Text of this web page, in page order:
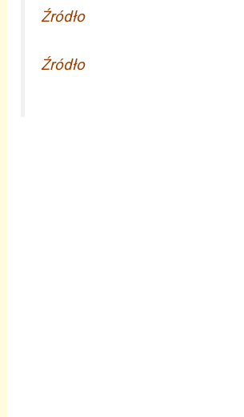
Źródło
Źródło